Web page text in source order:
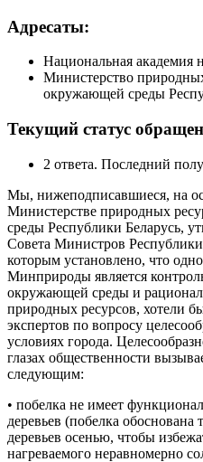
Адресаты:
Национальная академия
Министерство
окружающей среды
Текущий статус
2 ответа. Последний
Мы, нижеподписавшиеся, на
Министерстве природных
среды Республики Беларусь,
Совета Министров
которым установлено, что
Минприроды является
окружающей среды и
природных ресурсов, хотели
экспертов по вопросу
условиях города.
глазах общественности
следующим:
• побелка не имеет
деревьев (побелка
деревьев осенью, чтобы
нагреваемого неравномерно